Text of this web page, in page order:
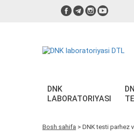
DNK
LABORATORIYASI
Bosh sahifa > DNK testi parhez